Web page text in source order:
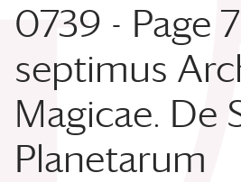
0739 - Page
septimus
Magicae. De
Planetarum